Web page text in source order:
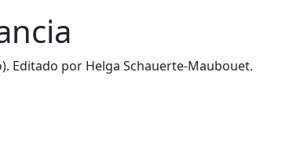
Editado por Helga Schauerte-Maubouet.